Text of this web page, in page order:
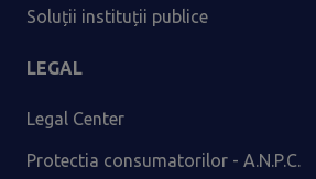
Soluții instituții publice
LEGAL
Legal Center
Protectia consumatorilor - A.N.P.C.